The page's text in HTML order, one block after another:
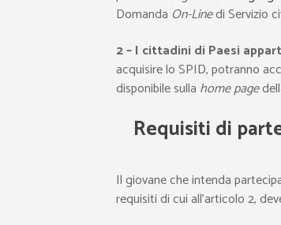
Domanda On-Linedi Servizio
2 – I cittadini di Paesi
acquisire lo SPID, potranno
disponibile sulla home page
Requisiti di
Il giovane che intenda
requisiti di cui all’articolo 2,